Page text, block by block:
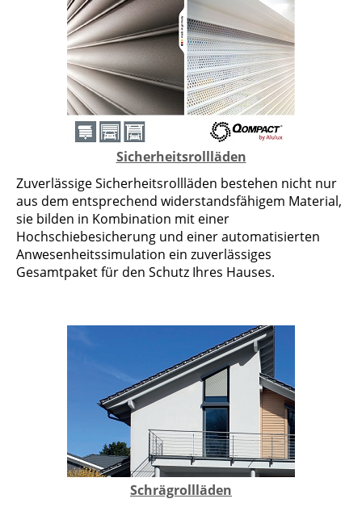
Sicherheitsrollläden
Zuverlässige Sicherheitsrollläden bestehen nicht nur
aus dem entsprechend wider­stands­fähigem Material,
sie bilden in Kombination mit einer
Hochschiebesicherung und einer automatisierten
Anwesen­heits­simulation ein zuverlässiges
Gesamtpaket für den Schutz Ihres Hauses.
Schrägrollläden